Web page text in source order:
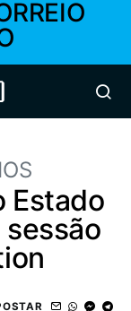
Estado